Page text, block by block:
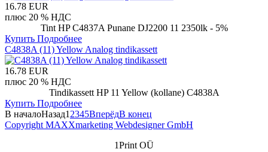
16.78 EUR
плюс 20 % НДС
Tint HP C4837A Punane DJ2200 11 2350lk - 5%
Купить Подробнее
C4838A (11) Yellow Analog tindikassett
16.78 EUR
плюс 20 % НДС
Tindikassett HP 11 Yellow (kollane) C4838A
Купить Подробнее
В началоНазад1 2345ВперёдВ конец
Copyright MAXXmarketing Webdesigner GmbH
1Print OÜ